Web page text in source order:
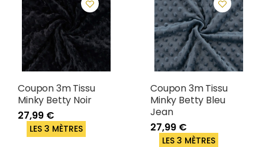
Coupon 3m Tissu
Minky Betty Noir
27,99 €
LES 3 MÈTRES
Coupon 3m Tissu
Minky Betty Bleu
Jean
27,99 €
LES 3 MÈTRES